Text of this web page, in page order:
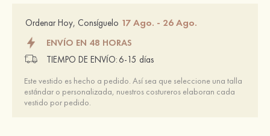
Ordenar Hoy, Consíguelo 17 Ago. - 26 Ago.
ENVÍO EN 48 HORAS
TIEMPO DE ENVÍO: 6-15 días
Este vestido es hecho a pedido. Así sea que seleccione una talla
estándar o personalizada, nuestros costureros elaboran cada
vestido por pedido.